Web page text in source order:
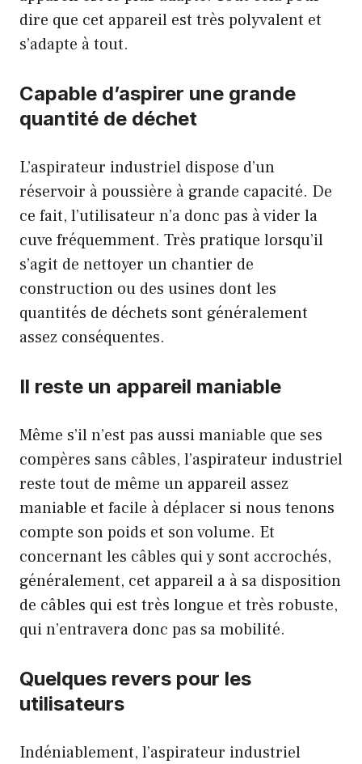
dire que cet appareil est très polyvalent et
s’adapte à tout.
Capable d’aspirer une grande
quantité de déchet
L’aspirateur industriel dispose d’un
réservoir à poussière à grande capacité. De
ce fait, l’utilisateur n’a donc pas à vider la
cuve fréquemment. Très pratique lorsqu’il
s’agit de nettoyer un chantier de
construction ou des usines dont les
quantités de déchets sont généralement
assez conséquentes.
Il reste un appareil maniable
Même s’il n’est pas aussi maniable que ses
compères sans câbles, l’aspirateur industriel
reste tout de même un appareil assez
maniable et facile à déplacer si nous tenons
compte son poids et son volume. Et
concernant les câbles qui y sont accrochés,
généralement, cet appareil a à sa disposition
de câbles qui est très longue et très robuste,
qui n’entravera donc pas sa mobilité.
Quelques revers pour les
utilisateurs
Indéniablement, l’aspirateur industriel